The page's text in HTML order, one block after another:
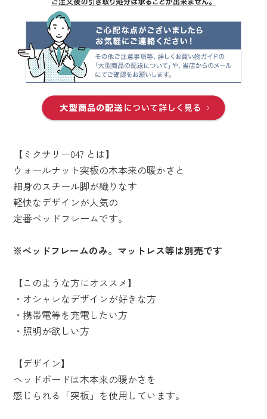
【ミクサリー047 とは】
ウォールナット突板の木本来の暖かさと
細身のスチール脚が織りなす
軽快なデザインが人気の
定番ベッドフレームです。
※ベッドフレームのみ。マットレス等は別売です
【このような方にオススメ】
・オシャレなデザインが好きな方
・携帯電等を充電したい方
・照明が欲しい方
【デザイン】
ヘッドボードは木本来の暖かさを
感じられる「突板」を使用しています。